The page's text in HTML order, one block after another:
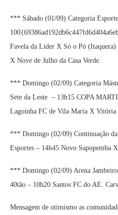
*** Sábado (01/09) Categoria
Favela da Líder X Só o Pó
X Nove de Julho da Casa Verde.
*** Domingo (02/09) Categoria
Sete da Leste – 13h15 COPA
Lagoinha FC de Vila Maria X Vitória
*** Domingo (02/09) Continuação
Esportes – 14h45 Novo Sapopemba
*** Domingo (02/09) Arena
40tão – 10h20 Santos FC do AE.
Mensagem de otimismo as